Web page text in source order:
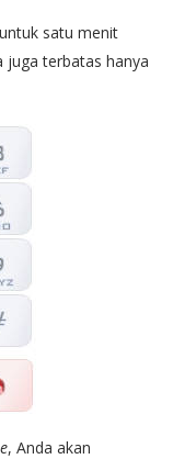
satu menit
juga terbatas hanya
, Anda akan